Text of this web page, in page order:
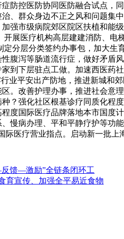
防控医防协同医防融合试点，
、群众身边不正之风和问题集
强市级病院郊区院区扶植和能
开展医疗机构高层建建消防、
定分层分类签约办事包，加大
腹泻等肠道流行症，做好矛盾
到下层驻点工做。加速西医药
业平安出产防地，推进新城和
。改善护理办事，推进社会意
？强化社区根基诊疗同质化程
度国际医疗品牌落地本市国度
慢病办理、平和平静疗护等功
际医疗营业指点。启动新一批上
馈—激励”全链条闭环工
育宣传、加强全平易近食物